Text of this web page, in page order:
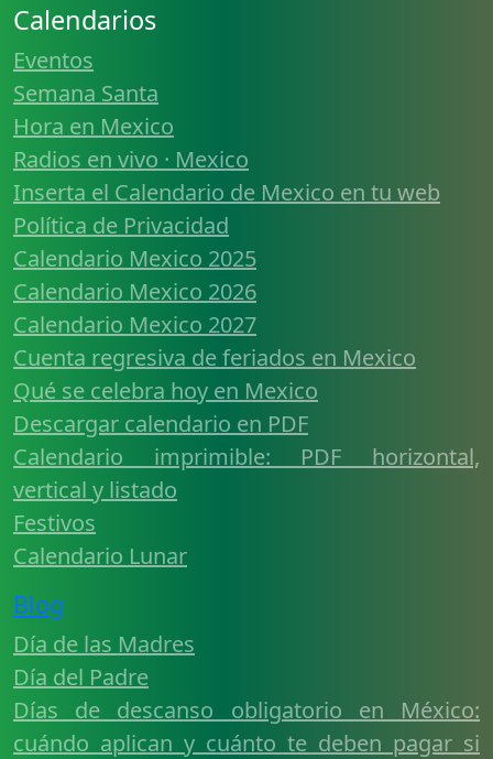
Calendarios
Eventos
Semana Santa
Hora en Mexico
Radios en vivo · Mexico
Inserta el Calendario de Mexico en tu web
Política de Privacidad
Calendario Mexico 2025
Calendario Mexico 2026
Calendario Mexico 2027
Cuenta regresiva de feriados en Mexico
Qué se celebra hoy en Mexico
Descargar calendario en PDF
Calendario imprimible: PDF horizontal,
vertical y listado
Festivos
Calendario Lunar
Blog
Día de las Madres
Día del Padre
Días de descanso obligatorio en México:
cuándo aplican y cuánto te deben pagar si